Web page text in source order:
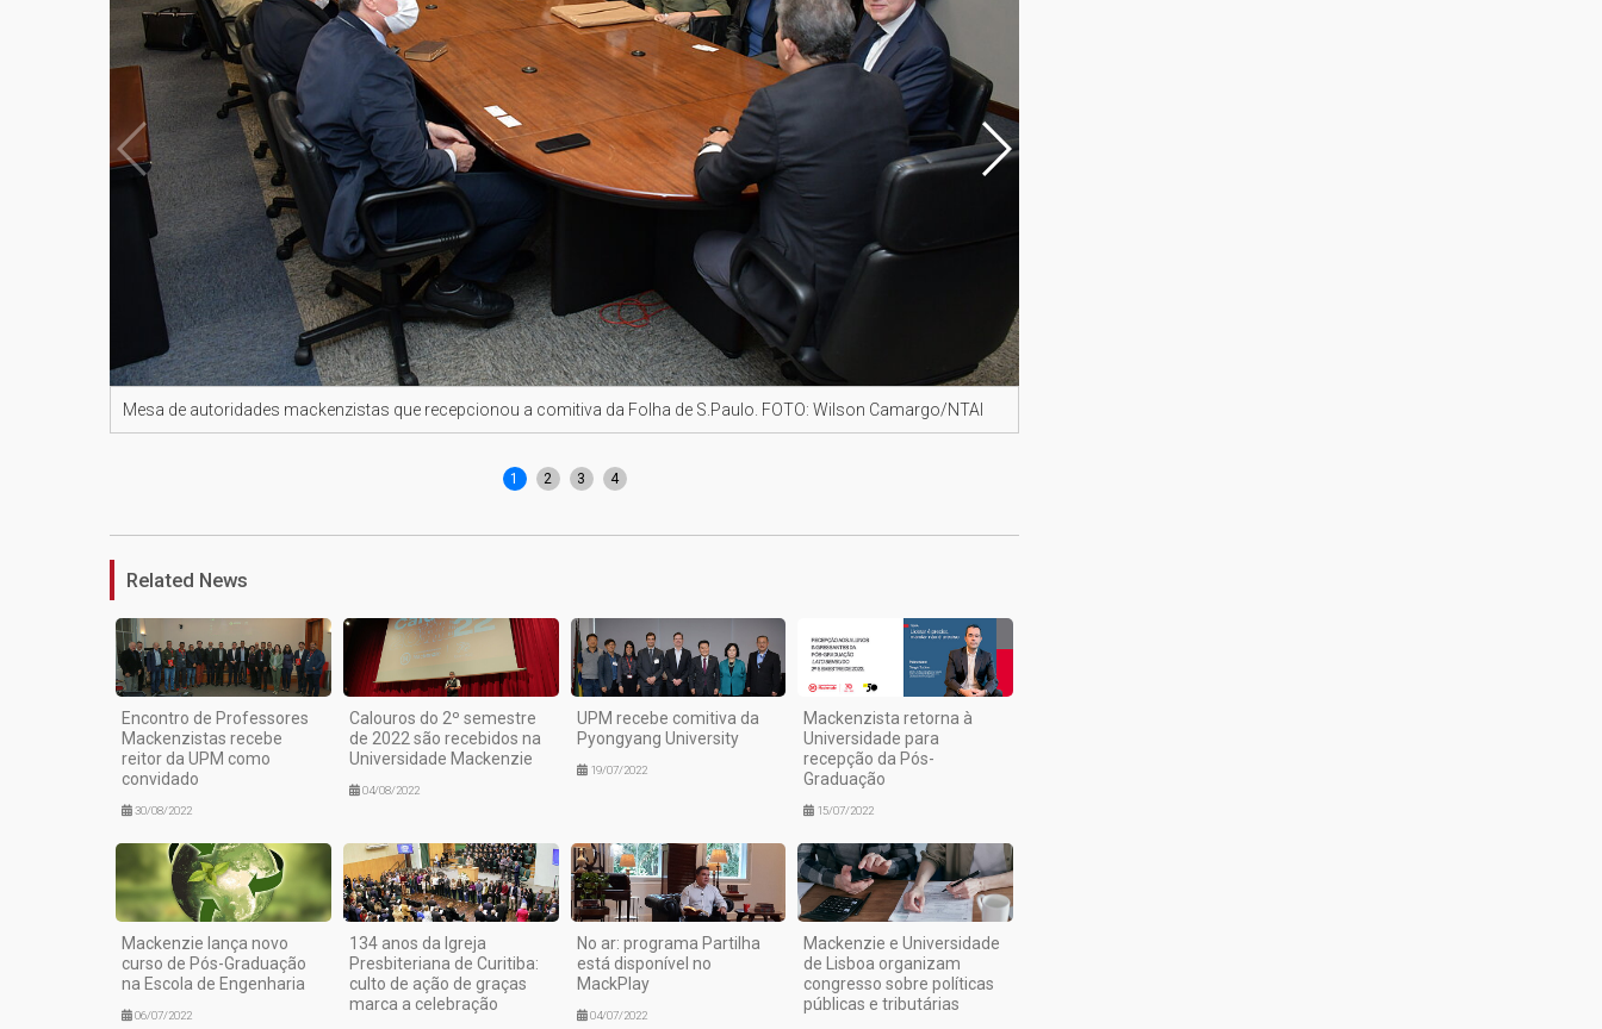
Mesa de autoridades mackenzistas que recepcionou a comitiva da Folha de S.Paulo. FOTO: Wilson Camargo/NTAI
1 2 3 4
Related News
Encontro de Professores
Mackenzistas recebe
reitor da UPM como
convidado
30/08/2022
Calouros do 2º semestre
de 2022 são recebidos na
Universidade Mackenzie
04/08/2022
UPM recebe comitiva da
Pyongyang University
19/07/2022
Mackenzista retorna à
Universidade para
recepção da Pós-
Graduação
15/07/2022
Mackenzie lança novo
curso de Pós-Graduação
na Escola de Engenharia
06/07/2022
134 anos da Igreja
Presbiteriana de Curitiba:
culto de ação de graças
marca a celebração
No ar: programa Partilha
está disponível no
MackPlay
04/07/2022
Mackenzie e Universidade
de Lisboa organizam
congresso sobre políticas
públicas e tributárias